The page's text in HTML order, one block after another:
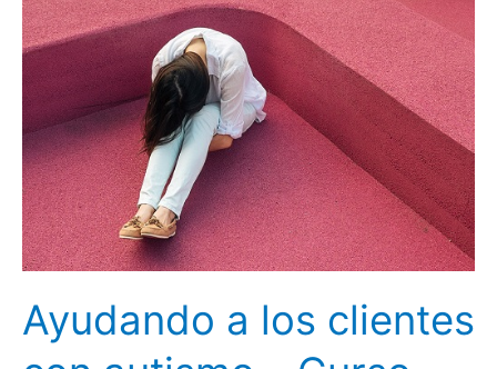
Curso
Básico
Ayudando a los clientes